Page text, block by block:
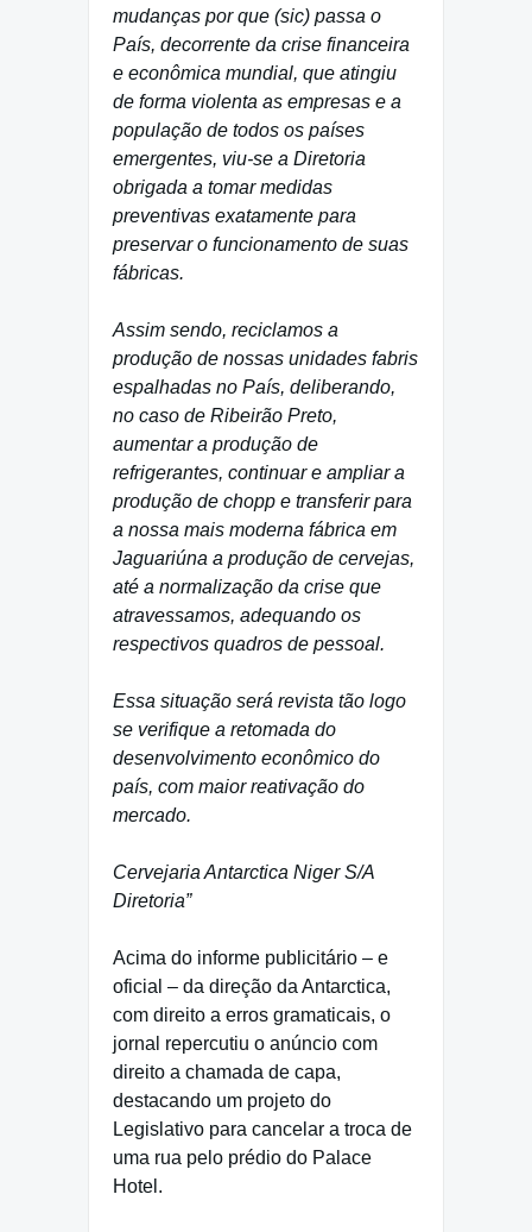
mudanças por que (sic) passa o
País, decorrente da crise financeira
e econômica mundial, que atingiu
de forma violenta as empresas e a
população de todos os países
emergentes, viu-se a Diretoria
obrigada a tomar medidas
preventivas exatamente para
preservar o funcionamento de suas
fábricas.
Assim sendo, reciclamos a
produção de nossas unidades fabris
espalhadas no País, deliberando,
no caso de Ribeirão Preto,
aumentar a produção de
refrigerantes, continuar e ampliar a
produção de chopp e transferir para
a nossa mais moderna fábrica em
Jaguariúna a produção de cervejas,
até a normalização da crise que
atravessamos, adequando os
respectivos quadros de pessoal.
Essa situação será revista tão logo
se verifique a retomada do
desenvolvimento econômico do
país, com maior reativação do
mercado.
Cervejaria Antarctica Niger S/A
Diretoria”
Acima do informe publicitário – e
oficial – da direção da Antarctica,
com direito a erros gramaticais, o
jornal repercutiu o anúncio com
direito a chamada de capa,
destacando um projeto do
Legislativo para cancelar a troca de
uma rua pelo prédio do Palace
Hotel.